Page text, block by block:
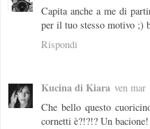
Capita anche a me di
per il tuo stesso motivo ;)
Rispondi
Kucina di Kiara ven mar
Che bello questo
cornetti è?!?!? Un bacione!